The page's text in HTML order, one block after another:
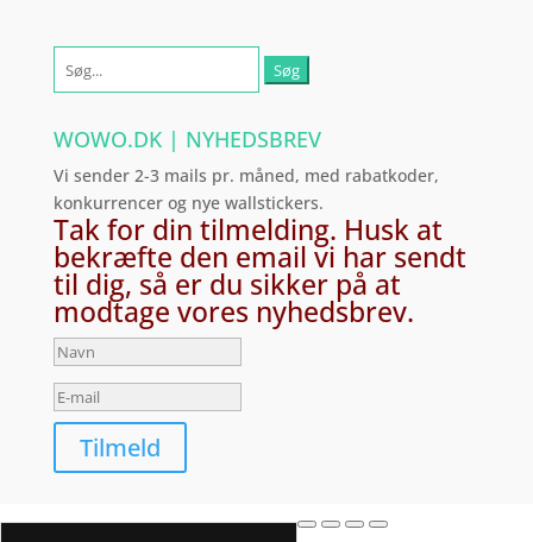
efter:
WOWO.DK | NYHEDSBREV
Vi sender 2-3 mails pr. måned, med rabatkoder,
konkurrencer og nye wallstickers.
Tak for din tilmelding. Husk at
bekræfte den email vi har sendt
til dig, så er du sikker på at
modtage vores nyhedsbrev.
Tilmeld